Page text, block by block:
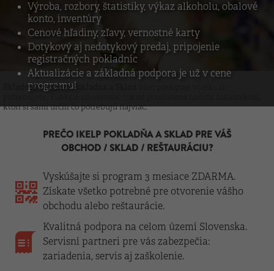
Výroba, rozbory, štatistiky, výkaz alkoholu, obalové
konto, inventúry
Cenové hľadiny, zľavy, vernostné karty
Dotykový aj nedotykový predaj, pripojenie
registračných pokladníc
Aktualizácie a základná podpora je už v cene
programu!
Skladový program Pokladna a Sklad
ktorí si sami určili čo potrebujú najviac.
PREČO IKELP POKLADŇA A SKLAD PRE VÁŠ
OBCHOD / SKLAD / REŠTAURÁCIU?
Vyskúšajte si program 3 mesiace ZDARMA.
Získate všetko potrebné pre otvorenie vášho
obchodu alebo reštaurácie.
Kvalitná podpora na celom území Slovenska.
Servisní partneri pre vás zabezpečia:
zariadenia, servis aj zaškolenie.